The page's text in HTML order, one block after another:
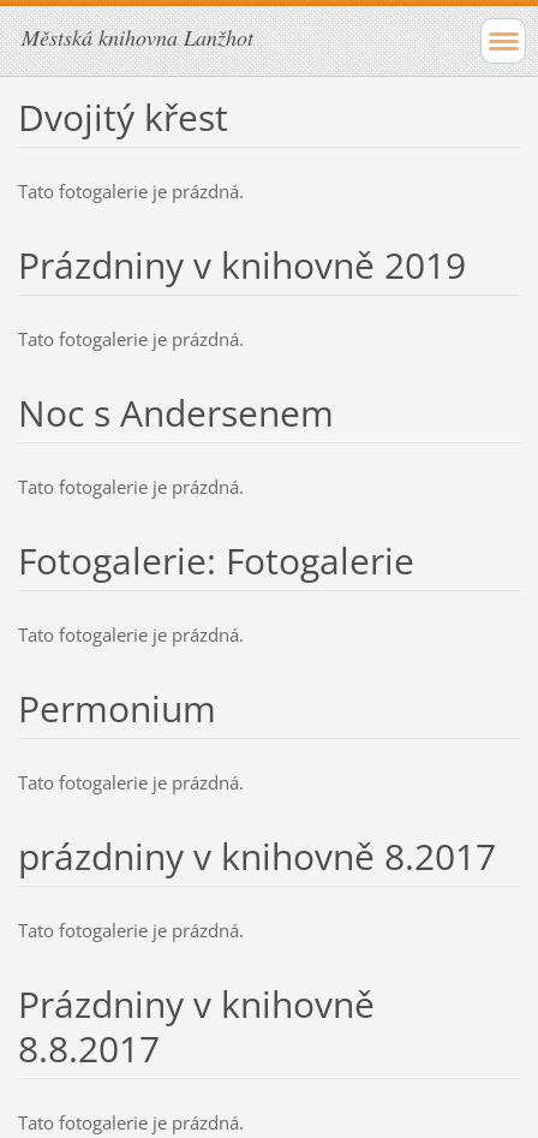
Městská knihovna Lanžhot
Dvojitý křest
Tato fotogalerie je prázdná.
Prázdniny v knihovně 2019
Tato fotogalerie je prázdná.
Noc s Andersenem
Tato fotogalerie je prázdná.
Fotogalerie: Fotogalerie
Tato fotogalerie je prázdná.
Permonium
Tato fotogalerie je prázdná.
prázdniny v knihovně 8.2017
Tato fotogalerie je prázdná.
Prázdniny v knihovně
8.8.2017
Tato fotogalerie je prázdná.